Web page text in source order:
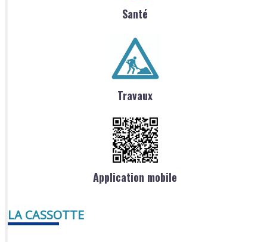
Santé
Travaux
Application mobile
LA CASSOTTE